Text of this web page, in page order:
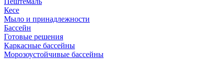
Кесе
Мыло и принадлежности
Бассейн
Готовые решения
Каркасные бассейны
Морозоустойчивые бассейны